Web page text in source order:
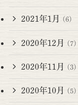
2021年1月 (6)
2020年12月 (7)
2020年11月 (3)
2020年10月 (5)